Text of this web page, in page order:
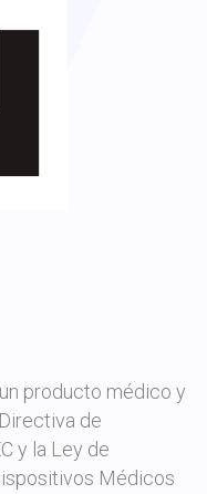
producto médico y
de
y la Ley de
Médicos